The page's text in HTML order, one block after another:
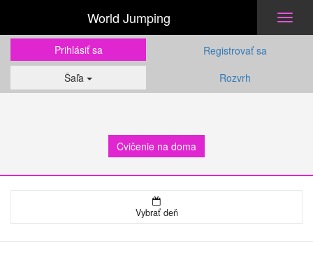
World Jumping
Prihlásiť sa
Registrovať sa
Šaľa
Rozvrh
Cvičenie na doma
Vybrať deň